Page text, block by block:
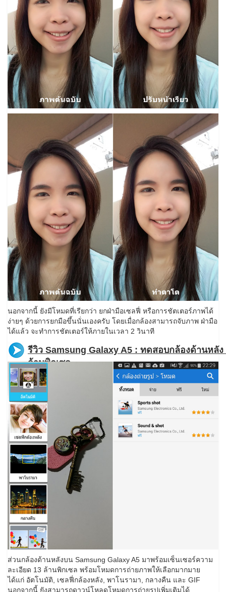
นอกจากนี้ ยังมีโหมดที่เรียกว่า ยกฝ่ามือเซลฟี่ หรือการชัตเตอร์ภาพได้
ง่ายๆ ด้วยการยกมือขึ้นนั่นเองครับ โดยเมื่อกล้องสามารถจับภาพ ฝ่ามือ
ได้แล้ว จะทำการชัตเตอร์ให้ภายในเวลา 2 วินาที
รีวิว Samsung Galaxy A5 : ทดสอบกล้องด้านหลัง
ล้านพิกเซล
ส่วนกล้องด้านหลังบน Samsung Galaxy A5 มาพร้อมเซ็นเซอร์ความ
ละเอียด 13 ล้านพิกเซล พร้อมโหมดการถ่ายภาพให้เลือกมากมาย
ได้แก่ อัตโนมัติ, เซลฟี่กล้องหลัง, พาโนรามา, กลางคืน และ GIF
นอกจากนี้ ยังสามารถดาวน์โหลดโหมดการถ่ายรูปเพิ่มเติมได้